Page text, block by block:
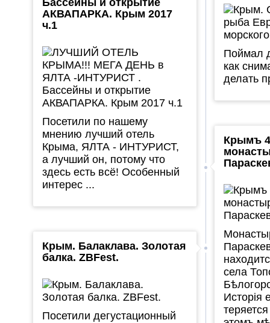
Поймал
как
делать
АКВАПАРКА. Крым 2017
ч.1
Посетили по нашему
мнению лучший отель
Крыма, ЯЛТА - ИНТУРИСТ,
а лучший он, потому что
здесь есть всё! Особенный
интерес ...
Крымъ
села
Исторія
Крым. Балаклава. Золотая
балка. ZBFest.
Посетили дегустационный